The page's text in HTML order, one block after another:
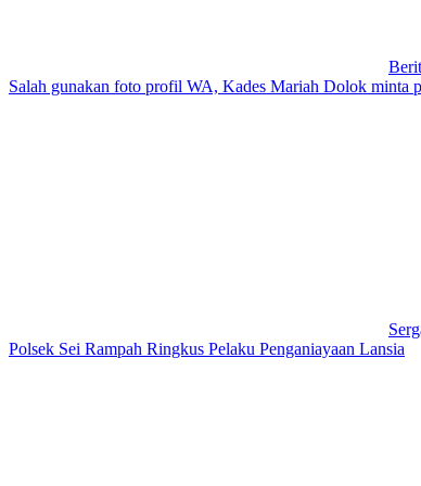
Salah gunakan foto profil WA, Kades Mariah Dolok minta
Polsek Sei Rampah Ringkus Pelaku Penganiayaan Lansia